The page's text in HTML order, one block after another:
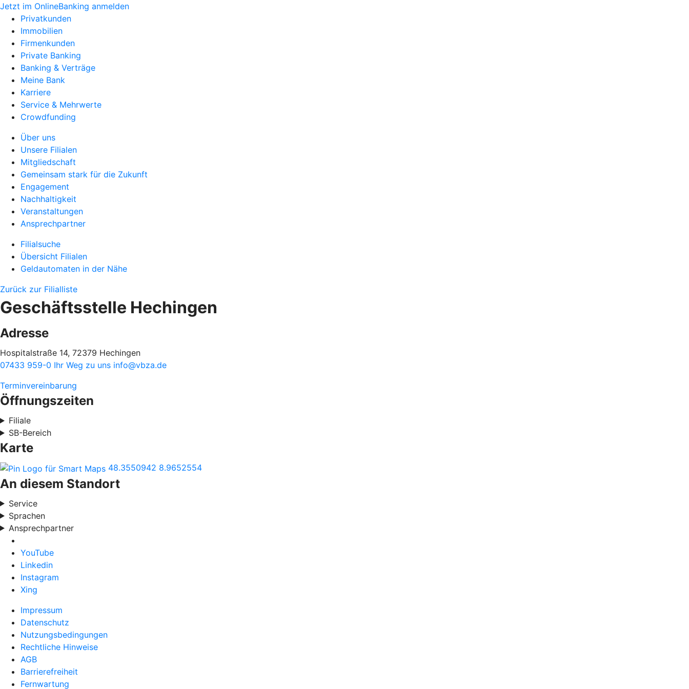
Jetzt im OnlineBanking anmelden
Privatkunden
Immobilien
Firmenkunden
Private Banking
Banking & Verträge
Meine Bank
Karriere
Service & Mehrwerte
Crowdfunding
Über uns
Unsere Filialen
Mitgliedschaft
Gemeinsam stark für die Zukunft
Engagement
Nachhaltigkeit
Veranstaltungen
Ansprechpartner
Filialsuche
Übersicht Filialen
Geldautomaten in der Nähe
Zurück zur Filialliste
Geschäftsstelle Hechingen
Adresse
Hospitalstraße 14, 72379 Hechingen
07433 959-0 Ihr Weg zu uns info@vbza.de
Terminvereinbarung
Öffnungszeiten
Filiale
SB-Bereich
Karte
48.3550942 8.9652554
An diesem Standort
Service
Sprachen
Ansprechpartner
YouTube
Linkedin
Instagram
Xing
Impressum
Datenschutz
Nutzungsbedingungen
Rechtliche Hinweise
AGB
Barrierefreiheit
Fernwartung